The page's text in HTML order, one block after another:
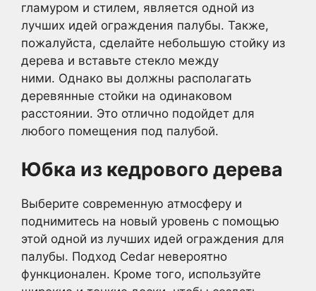
гламуром и стилем, является одной из
лучших идей ограждения палубы. Также,
пожалуйста, сделайте небольшую стойку из
дерева и вставьте стекло между
ними. Однако вы должны располагать
деревянные стойки на одинаковом
расстоянии. Это отлично подойдет для
любого помещения под палубой.
Юбка из кедрового дерева
Выберите современную атмосферу и
поднимитесь на новый уровень с помощью
этой одной из лучших идей ограждения для
палубы. Подход Cedar невероятно
функционален. Кроме того, используйте